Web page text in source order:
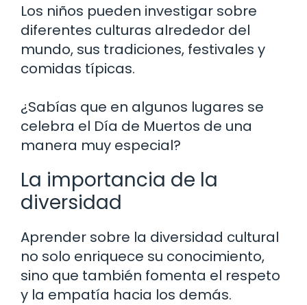
Los niños pueden investigar sobre
diferentes culturas alrededor del
mundo, sus tradiciones, festivales y
comidas típicas.
¿Sabías que en algunos lugares se
celebra el Día de Muertos de una
manera muy especial?
La importancia de la
diversidad
Aprender sobre la diversidad cultural
no solo enriquece su conocimiento,
sino que también fomenta el respeto
y la empatía hacia los demás.